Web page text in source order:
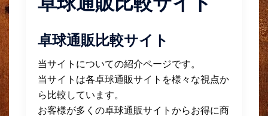
プ
卓球通販比較サイト
当サイトについての紹介ページです。
当サイトは各卓球通販サイトを様々な視点か
ら比較しています。
お客様が多くの卓球通販サイトからお得に商